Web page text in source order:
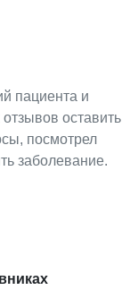
пациента и
оставить
посмотрел
заболевание.